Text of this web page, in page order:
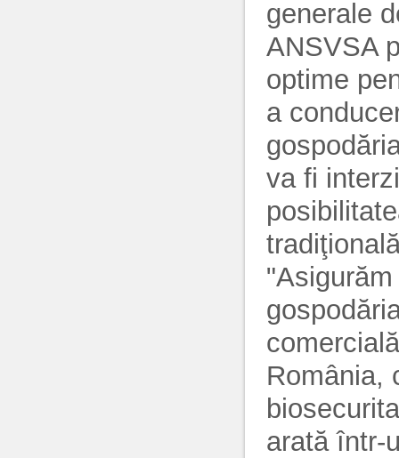
generale
ANSVSA
optime
a
va fi
România,
arată într-